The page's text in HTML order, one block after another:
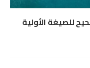
للصيغة الأولية